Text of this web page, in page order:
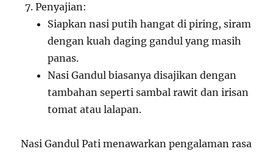
Penyajian:
Siapkan nasi putih hangat di piring, siram
dengan kuah daging gandul yang masih
panas.
Nasi Gandul biasanya disajikan dengan
tambahan seperti sambal rawit dan irisan
tomat atau lalapan.
Nasi Gandul Pati menawarkan pengalaman rasa